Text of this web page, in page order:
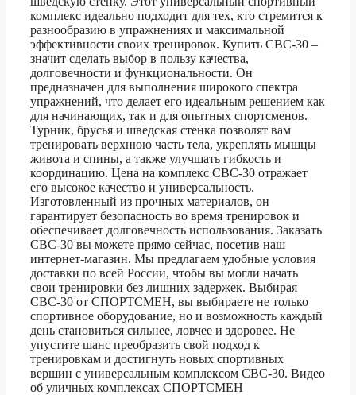
комплекс идеально подходит для тех, кто стремится к
разнообразию в упражнениях и максимальной
эффективности своих тренировок. Купить СВС-30 –
значит сделать выбор в пользу качества,
долговечности и функциональности. Он
предназначен для выполнения широкого спектра
упражнений, что делает его идеальным решением как
для начинающих, так и для опытных спортсменов.
Турник, брусья и шведская стенка позволят вам
тренировать верхнюю часть тела, укреплять мышцы
живота и спины, а также улучшать гибкость и
координацию. Цена на комплекс СВС-30 отражает
его высокое качество и универсальность.
Изготовленный из прочных материалов, он
гарантирует безопасность во время тренировок и
обеспечивает долговечность использования. Заказать
СВС-30 вы можете прямо сейчас, посетив наш
интернет-магазин. Мы предлагаем удобные условия
доставки по всей России, чтобы вы могли начать
свои тренировки без лишних задержек. Выбирая
СВС-30 от СПОРТСМЕН, вы выбираете не только
спортивное оборудование, но и возможность каждый
день становиться сильнее, ловчее и здоровее. Не
упустите шанс преобразить свой подход к
тренировкам и достигнуть новых спортивных
вершин с универсальным комплексом СВС-30. Видео
об уличных комплексах СПОРТСМЕН